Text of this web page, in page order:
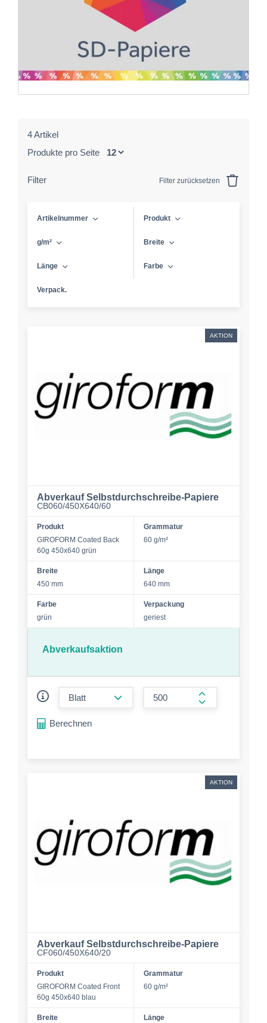
4 Artikel
Produkte pro Seite
Filter Filter zurücksetzen
Artikelnummer Produkt
g/m² Breite
Länge Farbe
Verpack.
AKTION
Abverkauf Selbstdurchschreibe-Papiere
CB060/450X640/60
Produkt
GIROFORM Coated Back
60g 450x640 grün
Grammatur
60 g/m²
Breite
450 mm
Länge
640 mm
Farbe
grün
Verpackung
geriest
Abverkaufsaktion
form.increase-
Berechnen
AKTION
Abverkauf Selbstdurchschreibe-Papiere
CF060/450X640/20
Produkt
GIROFORM Coated Front
60g 450x640 blau
Grammatur
60 g/m²
Breite Länge